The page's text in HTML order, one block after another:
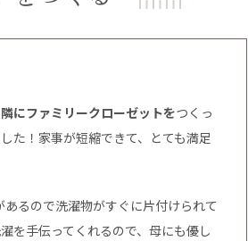
にファミリークローゼットをつくっ
た！家事が短縮できて、とても満足
るので洗濯物がすぐに片付けられて
を手伝ってくれるので、母にも優し